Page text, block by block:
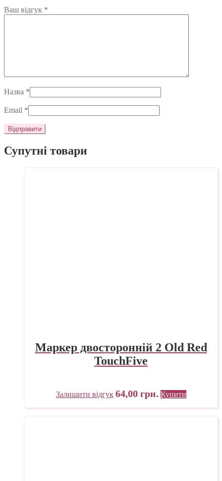
Ваш відгук *
Назва *
Email *
Супутні товари
Маркер двосторонній 2 Old Red
TouchFive
Залишити відгук 64,00 грн. Купити